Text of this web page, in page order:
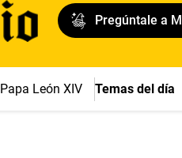
Pregúntale a
Papa León XIV Temas del día